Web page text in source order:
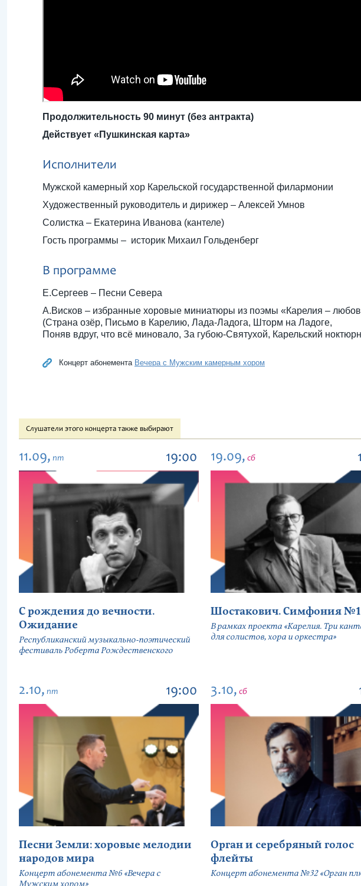
Продолжительность 90 минут (без антракта)
Действует «Пушкинская карта»
Исполнители
Мужской камерный хор Карельской государственной филармонии
Художественный руководитель и дирижер – Алексей Умнов
Солистка – Екатерина Иванова (кантеле)
Гость программы – историк Михаил Гольденберг
В программе
Е.Сергеев – Песни Севера
А.Висков – избранные хоровые миниатюры из поэмы «Карелия –
(Страна озёр, Письмо в Карелию, Лада-Ладога, Шторм на Ладоге,
Поняв вдруг, что всë миновало, За губою-Святухой, Карельский
Концерт абонемента Вечера с Мужским камерным хором
Слушатели этого концерта также выбирают
11.09, пт 19:00
С рождения до вечности.
Ожидание
Республиканский музыкально-поэтический
фестиваль Роберта Рождественского
19.09, сб
Шостакович. Симфония
В рамках проекта «Карелия. Три
для солистов, хора и оркестра»
2.10, пт 19:00
Песни Земли: хоровые мелодии
народов мира
Концерт абонемента №6 «Вечера с
3.10, сб
Орган и серебряный голос
флейты
Концерт абонемента №32 «Орган